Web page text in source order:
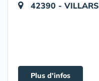
42390 - VILLARS
Plus d'infos